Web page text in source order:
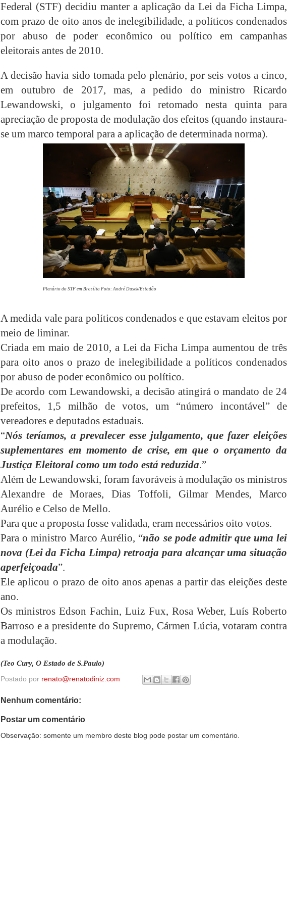
Federal (STF) decidiu manter a aplicação da Lei da Ficha Limpa,
com prazo de oito anos de inelegibilidade, a políticos condenados
por abuso de poder econômico ou político em campanhas
eleitorais antes de 2010.
A decisão havia sido tomada pelo plenário, por seis votos a cinco,
em outubro de 2017, mas, a pedido do ministro Ricardo
Lewandowski, o julgamento foi retomado nesta quinta para
apreciação de proposta de modulação dos efeitos (quando instaura-
se um marco temporal para a aplicação de determinada norma).
Plenário do STF em Brasília Foto: André Dusek/Estadão
A medida vale para políticos condenados e que estavam eleitos por
meio de liminar.
Criada em maio de 2010, a Lei da Ficha Limpa aumentou de três
para oito anos o prazo de inelegibilidade a políticos condenados
por abuso de poder econômico ou político.
De acordo com Lewandowski, a decisão atingirá o mandato de 24
prefeitos, 1,5 milhão de votos, um “número incontável” de
vereadores e deputados estaduais.
“Nós teríamos, a prevalecer esse julgamento, que fazer eleições
suplementares em momento de crise, em que o orçamento da
Justiça Eleitoral como um todo está reduzida.”
Além de Lewandowski, foram favoráveis à modulação os ministros
Alexandre de Moraes, Dias Toffoli, Gilmar Mendes, Marco
Aurélio e Celso de Mello.
Para que a proposta fosse validada, eram necessários oito votos.
Para o ministro Marco Aurélio, “não se pode admitir que uma lei
nova (Lei da Ficha Limpa) retroaja para alcançar uma situação
aperfeiçoada”.
Ele aplicou o prazo de oito anos apenas a partir das eleições deste
ano.
Os ministros Edson Fachin, Luiz Fux, Rosa Weber, Luís Roberto
Barroso e a presidente do Supremo, Cármen Lúcia, votaram contra
a modulação.
(Teo Cury, O Estado de S.Paulo)
Postado por renato@renatodiniz.com
Nenhum comentário:
Postar um comentário
Observação: somente um membro deste blog pode postar um comentário.